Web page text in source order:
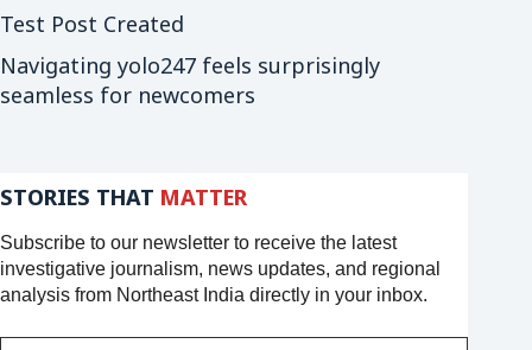
Test Post Created
Navigating yolo247 feels surprisingly
seamless for newcomers
STORIES THAT MATTER
Subscribe to our newsletter to receive the latest
investigative journalism, news updates, and regional
analysis from Northeast India directly in your inbox.